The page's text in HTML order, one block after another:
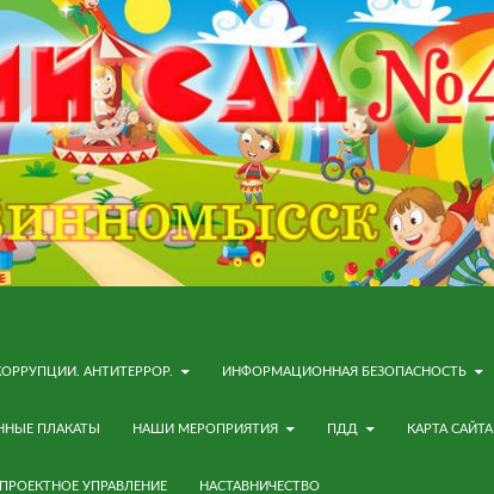
АНТИТЕРРОР. ИНФОРМАЦИОННАЯ БЕЗОПАСНОСТЬ
ПЛАКАТЫ НАШИ МЕРОПРИЯТИЯ ПДД КАРТА САЙТА
ПРОЕКТНОЕ УПРАВЛЕНИЕ НАСТАВНИЧЕСТВО